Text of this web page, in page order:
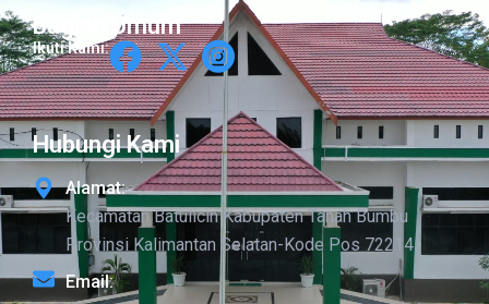
Bagian Umum
Ikuti Kami:
Hubungi Kami
Alamat:
Kecamatan Batulicin Kabupaten Tanah Bumbu
Provinsi Kalimantan Selatan-Kode Pos 72214
Email: